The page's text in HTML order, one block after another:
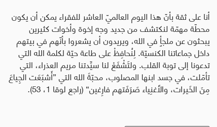
أنا على ثقة بأنّ هذا اليوم العالميّ العاشر للفقراء يمكن أن يكون
محطّة مهمّة لنكتشف من جديد وجه إخوة وأخوات كثيرين
يبحثون عن ملجأٍ في الله، ويريدون أن يشعروا بأنّهم في بيتهم
داخل جماعاتنا الكنسيّة. لِنُحافِظْ على طاعة حيّة لكلمة الله التي
تدعونا إلى توبة القلب. ولتَشْفَعْ لنا سيِّدتنا مريم العذراء، التي
تأمّلت، في جسد ابنها المصلوب، محبّةَ الله التي ”أَشبَعَت الجِياعَ
مِنَ الخَيرات، والأَغنِياء صَرَفَتهم فارِغين“ (راجع لوقا 1، 53).